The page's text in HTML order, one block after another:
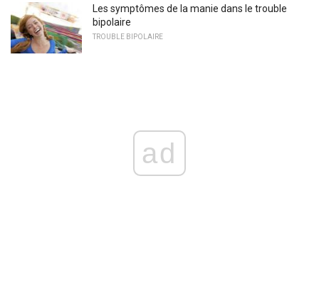
Les symptômes de la manie dans le trouble
bipolaire
TROUBLE BIPOLAIRE
ad